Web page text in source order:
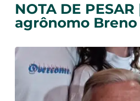
NOTA DE
agrônomo